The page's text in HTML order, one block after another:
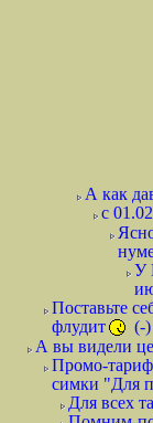
А как
с
У
Поставьте
флудит
(-
А вы видели
Промо-
симки "Для
Для всех